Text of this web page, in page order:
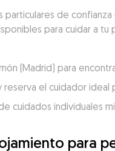
de
para cuidar a
(Madrid) para
reserva el cuidador ideal
cuidados individuales
para